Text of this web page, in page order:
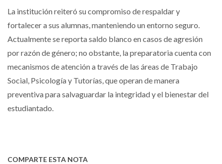
La institución reiteró su compromiso de respaldar y
fortalecer a sus alumnas, manteniendo un entorno seguro.
Actualmente se reporta saldo blanco en casos de agresión
por razón de género; no obstante, la preparatoria cuenta con
mecanismos de atención a través de las áreas de Trabajo
Social, Psicología y Tutorías, que operan de manera
preventiva para salvaguardar la integridad y el bienestar del
estudiantado.
COMPARTE ESTA NOTA